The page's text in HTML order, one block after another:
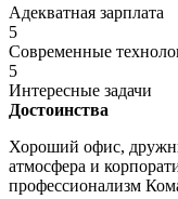
Адекватная зарплата
5
Современные
5
Интересные задачи
Достоинства
Хороший офис,
атмосфера и
профессионализм